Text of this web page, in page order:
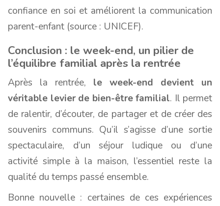
confiance en soi et améliorent la communication
parent-enfant (source : UNICEF).
Conclusion : le week-end, un pilier de
l’équilibre familial après la rentrée
Après la rentrée, le week-end devient un
véritable levier de bien-être familial. Il permet
de ralentir, d’écouter, de partager et de créer des
souvenirs communs. Qu’il s’agisse d’une sortie
spectaculaire, d’un séjour ludique ou d’une
activité simple à la maison, l’essentiel reste la
qualité du temps passé ensemble.
Bonne nouvelle : certaines de ces expériences